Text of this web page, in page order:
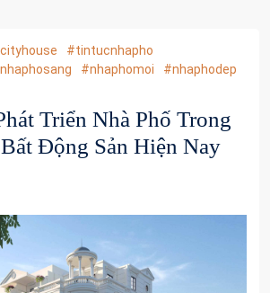
#tintucnhapho
#nhaphomoi #nhaphodep
Triển Nhà Phố Trong
Động Sản Hiện Nay